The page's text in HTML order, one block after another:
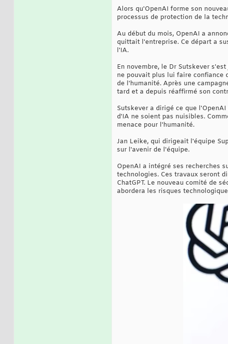
Alors qu'OpenAI forme son
processus de protection de la
Au début du mois, OpenAI a
quittait l'entreprise. Ce départ a
l'IA.
En novembre, le Dr Sutskever
ne pouvait plus lui faire confiance
de l'humanité. Après une
tard et a depuis réaffirmé son
Sutskever a dirigé ce que
d'IA ne soient pas nuisibles.
menace pour l'humanité.
Jan Leike, qui dirigeait l'équipe
sur l'avenir de l'équipe.
OpenAI a intégré ses recherches
technologies. Ces travaux seront
ChatGPT. Le nouveau comité de
abordera les risques